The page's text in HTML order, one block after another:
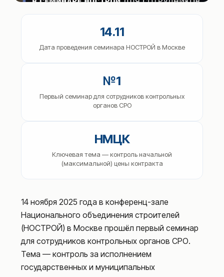
14.11
Дата проведения семинара НОСТРОЙ в Москве
№1
Первый семинар для сотрудников контрольных
органов СРО
НМЦК
Ключевая тема — контроль начальной
(максимальной) цены контракта
14 ноября 2025 года в конференц-зале
Национального объединения строителей
(НОСТРОЙ) в Москве прошёл первый семинар
для сотрудников контрольных органов СРО.
Тема — контроль за исполнением
государственных и муниципальных